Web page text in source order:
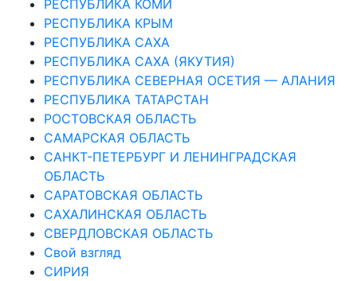
РЕСПУБЛИКА КОМИ
РЕСПУБЛИКА КРЫМ
РЕСПУБЛИКА САХА
РЕСПУБЛИКА САХА (ЯКУТИЯ)
РЕСПУБЛИКА СЕВЕРНАЯ ОСЕТИЯ — АЛАНИЯ
РЕСПУБЛИКА ТАТАРСТАН
РОСТОВСКАЯ ОБЛАСТЬ
САМАРСКАЯ ОБЛАСТЬ
САНКТ-ПЕТЕРБУРГ И ЛЕНИНГРАДСКАЯ
ОБЛАСТЬ
САРАТОВСКАЯ ОБЛАСТЬ
САХАЛИНСКАЯ ОБЛАСТЬ
СВЕРДЛОВСКАЯ ОБЛАСТЬ
Свой взгляд
СИРИЯ